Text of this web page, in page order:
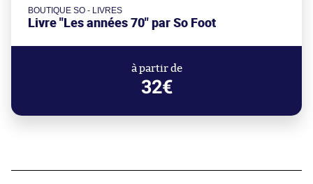
BOUTIQUE SO - LIVRES
Livre "Les années 70" par So Foot
à partir de
32€